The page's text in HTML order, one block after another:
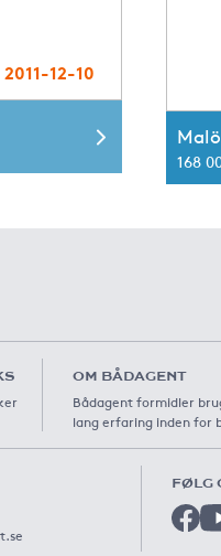
12-10
168
OM BÅDAGENT
Bådagent formidler
lang erfaring inden for
FØLG